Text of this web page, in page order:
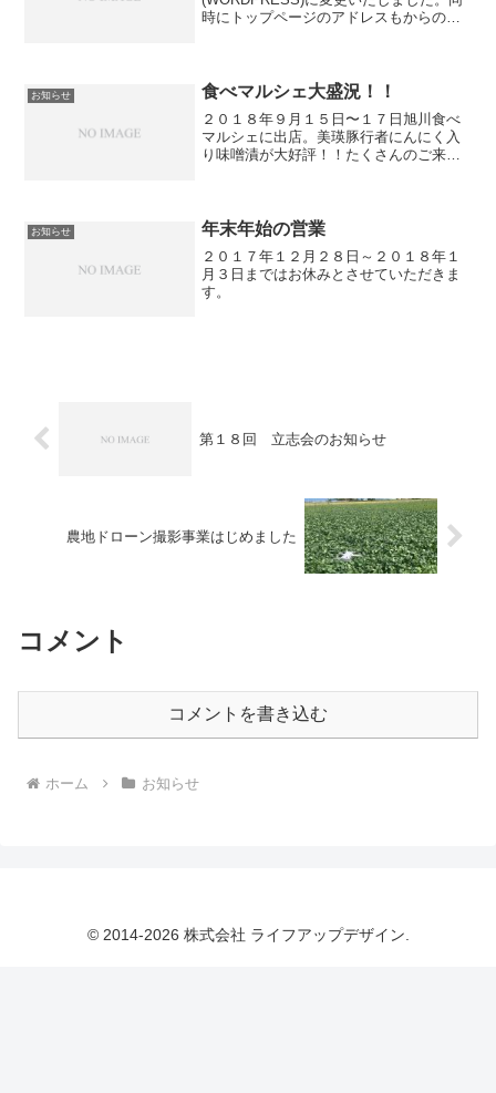
時にトップページのアドレスもからの
ます。
お知らせ 食べマルシェ大盛況！！
２０１８年９月１５日〜１７日旭川食べ
マルシェに出店。美瑛豚行者にんにく入
り味噌漬が大好評！！たくさんのご来場
お知らせ 年末年始の営業
２０１７年１２月２８日～２０１８年１
月３日まではお休みとさせていただきま
す。
第１８回 立志会のお知らせ
農地ドローン撮影事業はじめました
コメント
コメントを書き込む
ホーム お知らせ
© 2014-2026 株式会社 ライフアップデザイン.